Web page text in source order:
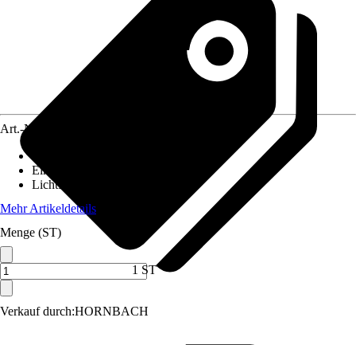
Verkauf durch:HORNBACH
Art.-Nr.
Einsatzbereich
Lichtfarbe
Mehr Artikeldetails
Menge (ST)
1 ST